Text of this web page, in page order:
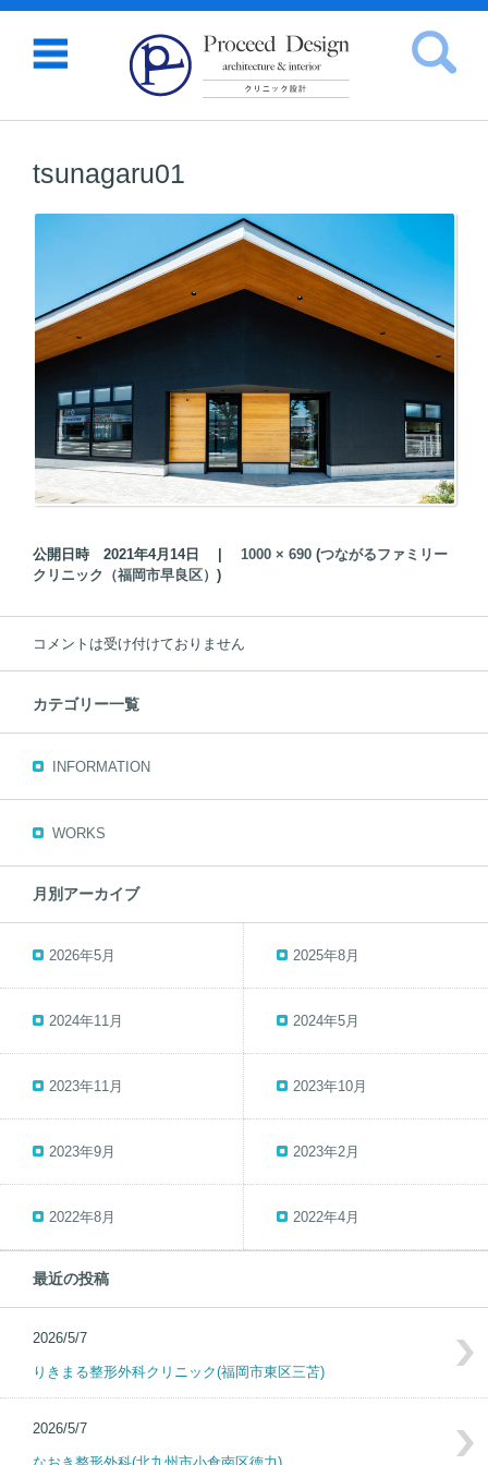
検索:
コンテンツに移動
tsunagaru01
公開日時 2021年4月14日 | 1000 × 690 (つながるファミリー
クリニック（福岡市早良区） )
コメントは受け付けておりません
カテゴリー一覧
INFORMATION
WORKS
月別アーカイブ
2026年5月 2025年8月
2024年11月 2024年5月
2023年11月 2023年10月
2023年9月 2023年2月
2022年8月 2022年4月
最近の投稿
2026/5/7
りきまる整形外科クリニック(福岡市東区三苫)
2026/5/7